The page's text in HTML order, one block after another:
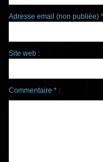
Adresse email (non publiée)
Site web :
Commentaire * :